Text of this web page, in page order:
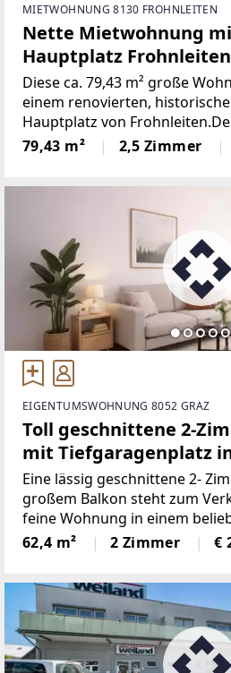
MIETWOHNUNG 8130 FROHNLEITEN
Nette Mietwohnung
Hauptplatz Frohnleiten
Diese ca. 79,43 m² große
einem renovierten,
Hauptplatz von
sich in einen Vorraum mit
Abstellraum. Im Anschluss
79,43 m² 2,5 Zimmer
EIGENTUMSWOHNUNG 8052 GRAZ
Toll geschnittene 2-
mit Tiefgaragenplatz
Eine lässig geschnittene 2-
großem Balkon steht zum
feine Wohnung in einem
Graz suchen, dann ist diese
Richtige für Sie!Überzeugen
62,4 m² 2 Zimmer €